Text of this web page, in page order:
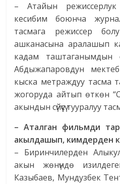
– Атайын
кесибим боюнча
тасмага режиссер
ашканасына аралашып
кадам таштаганымдын
Абдыжапаровдун
кыска метраждуу тасма
жогоруда айтып өткөн
акындын сүйүүсү тууралуу
– Аталган фильмди
акылдашып, кимдерден
– Биринчилерден
акын жөнүндө
Казыбаев, Мундузбек